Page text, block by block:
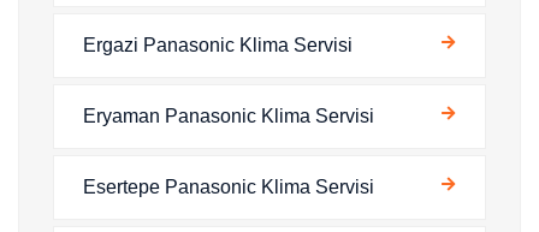
Ergazi Panasonic Klima Servisi
Eryaman Panasonic Klima Servisi
Esertepe Panasonic Klima Servisi